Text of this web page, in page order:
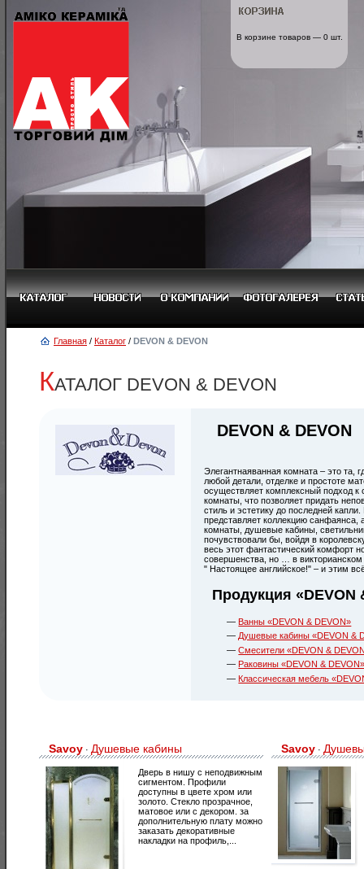
В корзине товаров — 0 шт.
Главная / Каталог / DEVON & DEVON
КАТАЛОГ DEVON & DEVON
DEVON & DEVON
Элегантнаяванная комната – это та,
любой детали, отделке и простоте
осуществляет комплексный подход к
комнаты, что позволяет придать
стиль и эстетику до последней
представляет коллекцию санфаянса,
комнаты, душевые кабины,
почувствовали бы, войдя в
весь этот фантастический комфорт
совершенства, но … в викторианском
" Настоящее английское!" – и этим
Продукция «DEVON
Ванны «DEVON & DEVON»
Душевые кабины «DEVON &
Смесители «DEVON &
Раковины «DEVON &
Классическая мебель
Savoy · Душевые кабины
Дверь в нишу с неподвижным
сигментом. Профили
доступны в цвете хром или
золото. Стекло прозрачное,
матовое или с декором. за
дополнительную плату можно
заказать декоративные
накладки на профиль,...
Savoy ·